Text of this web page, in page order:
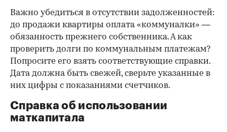
Важно убедиться в отсутствии задолженностей:
до продажи квартиры оплата «коммуналки» —
обязанность прежнего собственника. А как
проверить долги по коммунальным платежам?
Попросите его взять соответствующие справки.
Дата должна быть свежей, сверьте указанные в
них цифры с показаниями счетчиков.
Справка об использовании
маткапитала